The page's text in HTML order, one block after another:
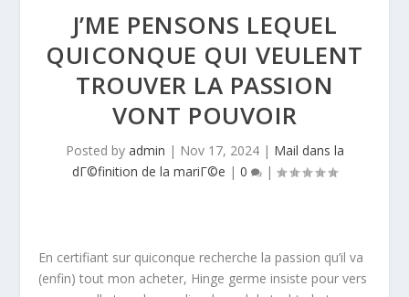
J’ME PENSONS LEQUEL
QUICONQUE QUI VEULENT
TROUVER LA PASSION
VONT POUVOIR
Posted by admin | Nov 17, 2024| Mail dans la
dГ©finition de la mariГ©e | 0 |
En certifiant sur quiconque recherche la passion qu’il va
(enfin) tout mon acheter, Hinge germe insiste pour vers